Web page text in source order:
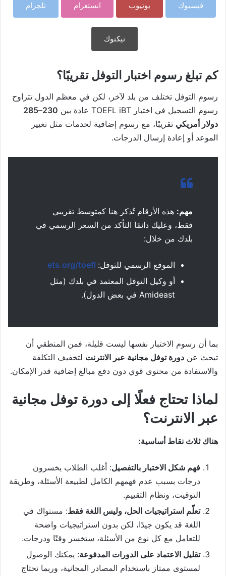
فيسبوك يوتيوب انستغرام تلجرام
تيكتوك
كم تبلغ رسوم اختبار التوفل تقريبًا؟
رسوم التوفل تختلف من بلد لآخر، لكن في معظم الدول تتراوح
رسوم التسجيل في اختبار TOEFL iBT عادة بين
230–285
دولار أمريكي تقريبًا، مع رسوم إضافية لخدمات مثل تغيير
الموعد أو إعادة إرسال الدرجات.
مهم: هذه الأرقام تُذكر هنا كمتوسط تقريبي
فقط، وعليك دائمًا التأكد من السعر الرسمي في
بلدك من خلال:
الموقع الرسمي للتوفل:
أو وكيل التوفل المعتمد في بلدك (مثل
Amideast في بعض الدول).
بما أن رسوم الاختبار نفسها ليست قليلة، فمن المنطقي أن
تبحث عن دورة توفل مجانية عبر الانترنت لتخفيف التكلفة
والاستفادة من محتوى قوي دون دفع مبالغ إضافية قدر الإمكان.
لماذا تحتاج فعلًا إلى دورة توفل مجانية
عبر الانترنت؟
هناك ثلاث نقاط أساسية:
فهم شكل الاختبار بالتفصيل: أغلب الطلاب يخسرون
درجات بسبب عدم فهمهم الكامل لطبيعة الأسئلة، وطريقة
التوقيت، ونظام التقييم.
تعلّم استراتيجيات الحل، وليس اللغة فقط: مستواك في
اللغة قد يكون جيدًا، لكن بدون استراتيجيات واضحة
للتعامل مع كل نوع من الأسئلة، ستخسر وقتًا ودرجات.
تقليل الاعتماد على الدورات المدفوعة: يمكنك الوصول
لمستوى ممتاز باستخدام المصادر المجانية، وربما تحتاج